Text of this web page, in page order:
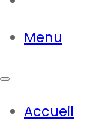
Menu
Accueil